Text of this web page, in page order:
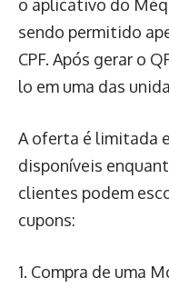
o aplicativo do
sendo permitido
CPF. Após gerar o
lo em uma das
A oferta é limitada
disponíveis
clientes podem
cupons:
1. Compra de uma